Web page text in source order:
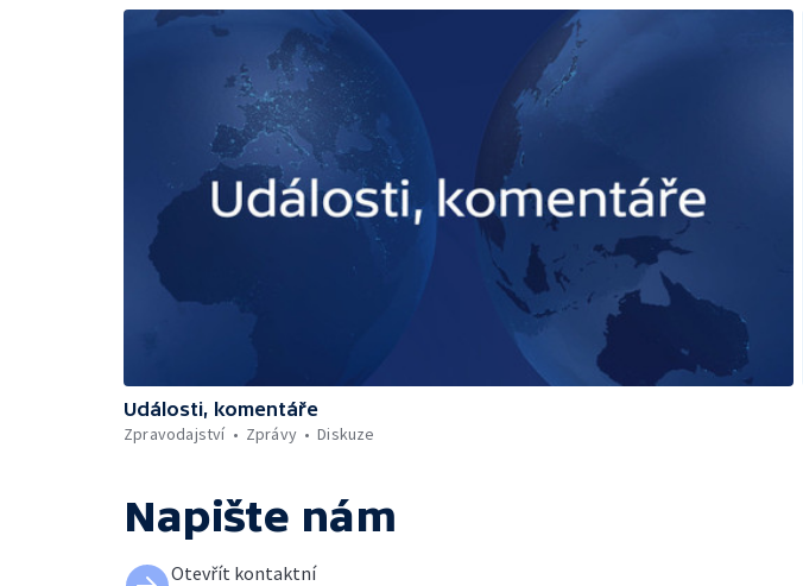
Události, komentáře
Zpravodajství
Zprávy Diskuze
Napište nám
Otevřít kontaktní